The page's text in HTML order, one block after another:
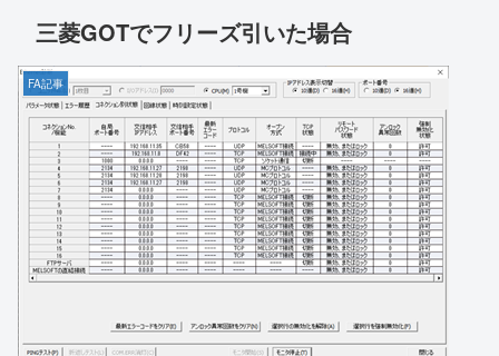
三菱GOTでフリーズ引いた場合
FA記事